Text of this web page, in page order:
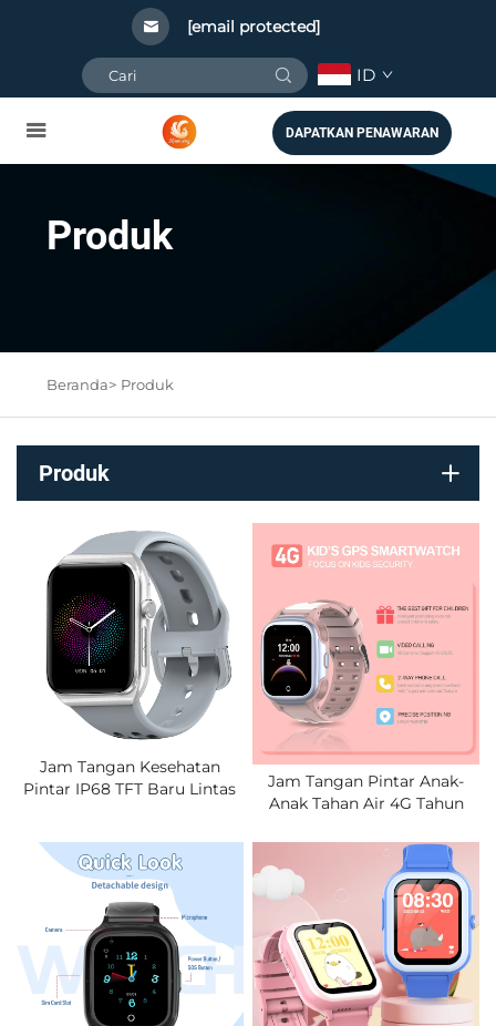
[email protected]
ID
DAPATKAN PENAWARAN
Produk
Beranda> Produk
Produk
Jam Tangan Kesehatan
Pintar IP68 TFT Baru Lintas
Oksigen Darah Tidur Suhu
Tubuh
Jam Tangan Pintar Anak-
Anak Tahan Air 4G Tahun
Panggilan Video, Dan
Pelacak Sistem Penentuan
Posisi Global (GPS).